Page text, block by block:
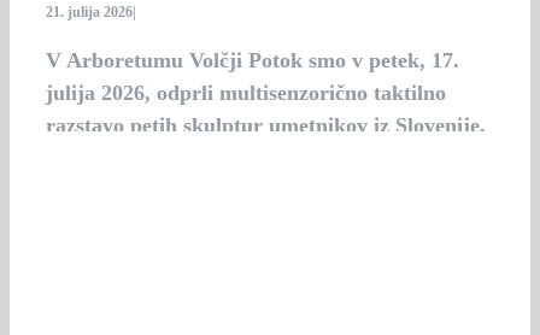
21. julija 2026
V Arboretumu Volčji Potok smo v petek, 17.
julija 2026, odprli multisenzorično taktilno
razstavo petih skulptur umetnikov iz Slovenije,